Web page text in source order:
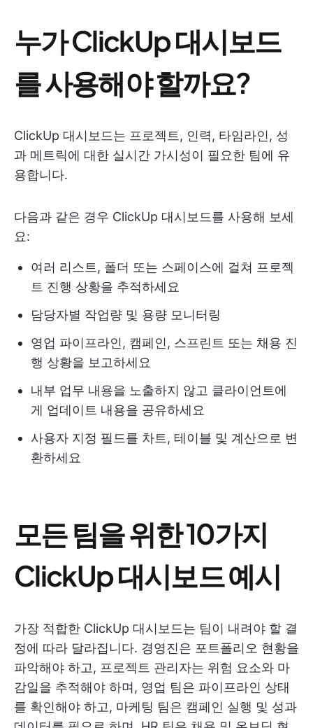
누가 ClickUp 대시보드
를 사용해야 할까요?
ClickUp 대시보드는 프로젝트, 인력, 타임라인, 성
과 메트릭에 대한 실시간 가시성이 필요한 팀에 유
용합니다.
다음과 같은 경우 ClickUp 대시보드를 사용해 보세
요:
여러 리스트, 폴더 또는 스페이스에 걸쳐 프로젝
트 진행 상황을 추적하세요
담당자별 작업량 및 용량 모니터링
영업 파이프라인, 캠페인, 스프린트 또는 채용 진
행 상황을 보고하세요
내부 업무 내용을 노출하지 않고 클라이언트에
게 업데이트 내용을 공유하세요
사용자 지정 필드를 차트, 테이블 및 계산으로 변
환하세요
모든 팀을 위한 10가지
ClickUp 대시보드 예시
가장 적합한 ClickUp 대시보드는 팀이 내려야 할 결
정에 따라 달라집니다. 경영진은 포트폴리오 현황을
파악해야 하고, 프로젝트 관리자는 위험 요소와 마
감일을 추적해야 하며, 영업 팀은 파이프라인 상태
를 확인해야 하고, 마케팅 팀은 캠페인 실행 및 성과